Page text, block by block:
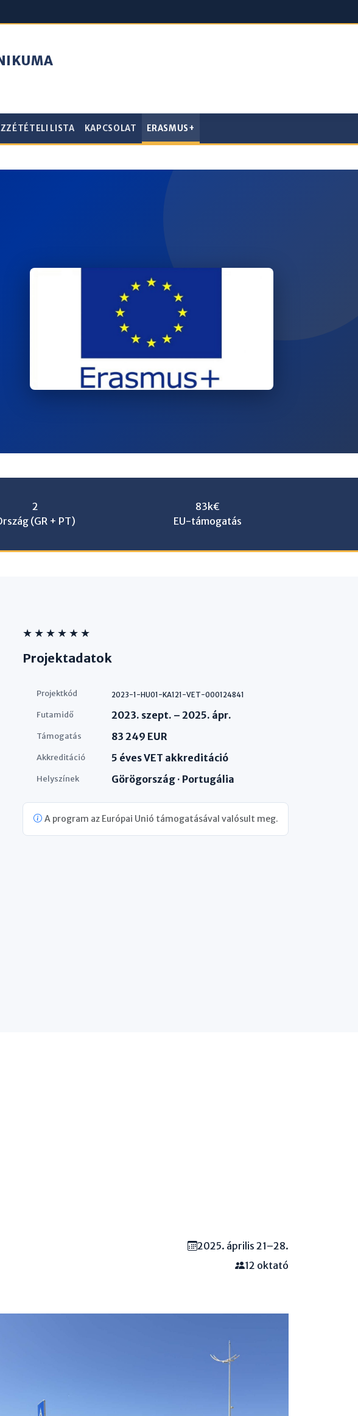
LISTA KAPCSOLAT ERASMUS+
2
(GR + PT)
83k€
EU-támogatás
★ ★ ★ ★ ★ ★
Projektadatok
Projektkód 2023-1-HU01-KA121-VET-000124841
Futamidő 2023. szept. – 2025. ápr.
Támogatás 83 249 EUR
Akkreditáció 5 éves VET akkreditáció
Helyszínek Görögország · Portugália
A program az Európai Unió támogatásával valósult meg.
2025. április 21–28.
12 oktató